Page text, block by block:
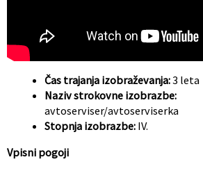
Čas trajanja izobraževanja:3 leta
Naziv strokovne izobrazbe:
avtoserviser/avtoserviserka
Stopnja izobrazbe: IV.
Vpisni pogoji